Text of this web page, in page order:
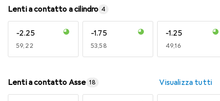
Lenti a contatto a cilindro 4
-2.25
EUR
59,22
-1.75
EUR
53,58
-1.25
EUR
49,16
Lenti a contatto Asse 18 Visualizza tutti